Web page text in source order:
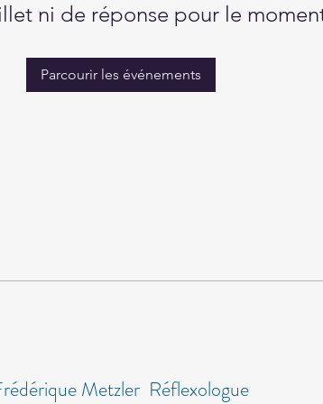
ni de réponse pour le
Parcourir les événements
Metzler Réflexologue